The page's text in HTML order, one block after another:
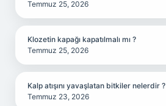
Temmuz 25, 2026
Klozetin kapağı kapatılmalı mı ?
Temmuz 25, 2026
Kalp atışını yavaşlatan bitkiler nelerdir ?
Temmuz 23, 2026